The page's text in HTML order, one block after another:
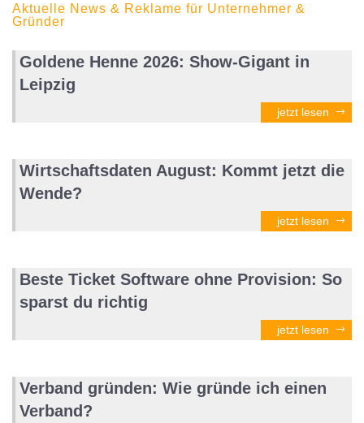
Aktuelle News & Reklame für Unternehmer &
Gründer
Goldene Henne 2026: Show-Gigant in
Leipzig
jetzt lesen
Wirtschaftsdaten August: Kommt jetzt die
Wende?
jetzt lesen
Beste Ticket Software ohne Provision: So
sparst du richtig
jetzt lesen
Verband gründen: Wie gründe ich einen
Verband?